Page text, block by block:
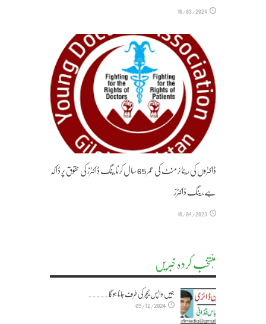
16/03/2024
ڈاکٹروں کی ریٹائرمنٹ کی عمر 65 سال کرنا ینگ ڈاکٹرز کی حقوق پر ڈاکہ
ہے، ینگ ڈاکٹرز
10/04/2023
مُنتخب کردہ خبریں
ہمیں واپس نیچر کی طرف جانا ہوگا۔۔۔۔۔
09/12/2024